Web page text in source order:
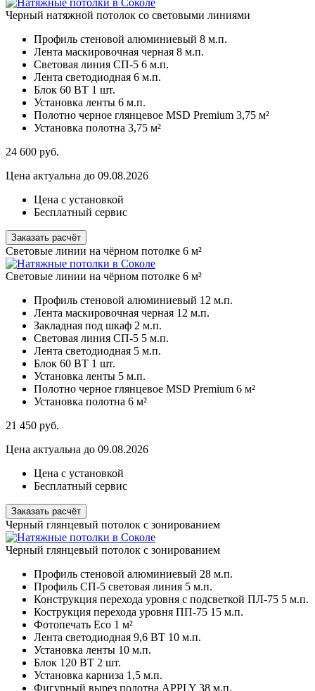
Черный натяжной потолок со световыми линиями
Профиль стеновой алюминиевый 8 м.п.
Лента маскировочная черная 8 м.п.
Световая линия СП-5 6 м.п.
Лента светодиодная 6 м.п.
Блок 60 ВТ 1 шт.
Установка ленты 6 м.п.
Полотно черное глянцевое MSD Premium 3,75 м²
Установка полотна 3,75 м²
24 600 руб.
Цена актуальна до 09.08.2026
Цена с установкой
Бесплатный сервис
Заказать расчёт
Световые линии на чёрном потолке 6 м²
Световые линии на чёрном потолке 6 м²
Профиль стеновой алюминиевый 12 м.п.
Лента маскировочная черная 12 м.п.
Закладная под шкаф 2 м.п.
Световая линия СП-5 5 м.п.
Лента светодиодная 5 м.п.
Блок 60 ВТ 1 шт.
Установка ленты 5 м.п.
Полотно черное глянцевое MSD Premium 6 м²
Установка полотна 6 м²
21 450 руб.
Цена актуальна до 09.08.2026
Цена с установкой
Бесплатный сервис
Заказать расчёт
Черный глянцевый потолок с зонированием
Черный глянцевый потолок с зонированием
Профиль стеновой алюминиевый 28 м.п.
Профиль СП-5 световая линия 5 м.п.
Конструкция перехода уровня с подсветкой ПЛ-75 5 м.п.
Кострукция перехода уровня ПП-75 15 м.п.
Фотопечать Eco 1 м²
Лента светодиодная 9,6 ВТ 10 м.п.
Установка ленты 10 м.п.
Блок 120 ВТ 2 шт.
Установка карниза 1,5 м.п.
Фигурный вырез полотна APPLY 38 м.п.